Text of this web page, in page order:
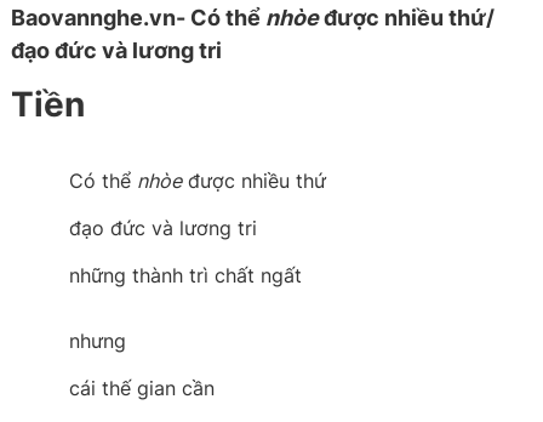
Baovannghe.vn- Có thể nhòeđược nhiều thứ/
đạo đức và lương tri
Tiền
Có thể nhòeđược nhiều thứ
đạo đức và lương tri
những thành trì chất ngất
nhưng
cái thế gian cần